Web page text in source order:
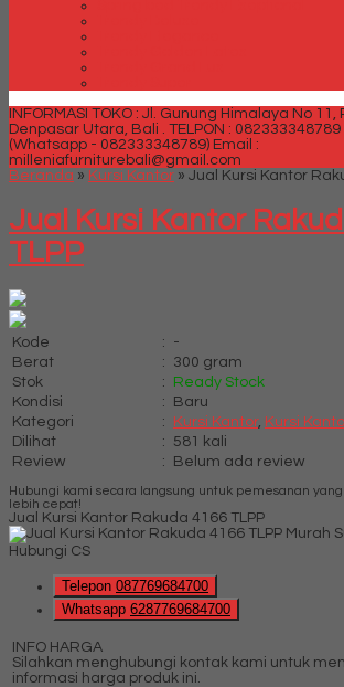
INFORMASI TOKO : Jl. Gunung Himalaya No
Denpasar Utara, Bali . TELPON :
(Whatsapp - 082333348789) Email :
milleniafurniturebali@gmail.com
Beranda » Kursi Kantor » Jual Kursi Kantor
Jual Kursi Kantor
TLPP
Kode :
-
Berat
:
300 gram
Stok
:
Ready Stock
Kondisi
:
Baru
Kategori
: Kursi Kantor, Kursi
Dilihat
:
581 kali
Review
: Belum ada review
Hubungi kami secara langsung untuk pemesanan yang
lebih cepat!
Jual Kursi Kantor Rakuda 4166 TLPP
Hubungi CS
Telepon 087769684700
Whatsapp 6287769684700
INFO HARGA
Silahkan menghubungi kontak kami untuk
informasi harga produk ini.